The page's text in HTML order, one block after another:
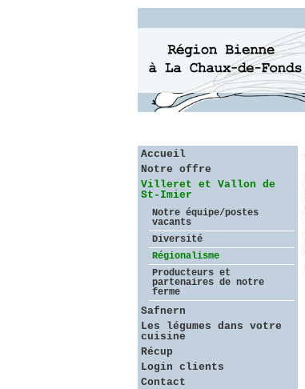
Accueil
Notre offre
Villeret et Vallon de
St-Imier
Notre équipe/postes
vacants
Diversité
Régionalisme
Producteurs et
partenaires de notre
ferme
Safnern
Les légumes dans votre
cuisine
Récup
Login clients
Contact